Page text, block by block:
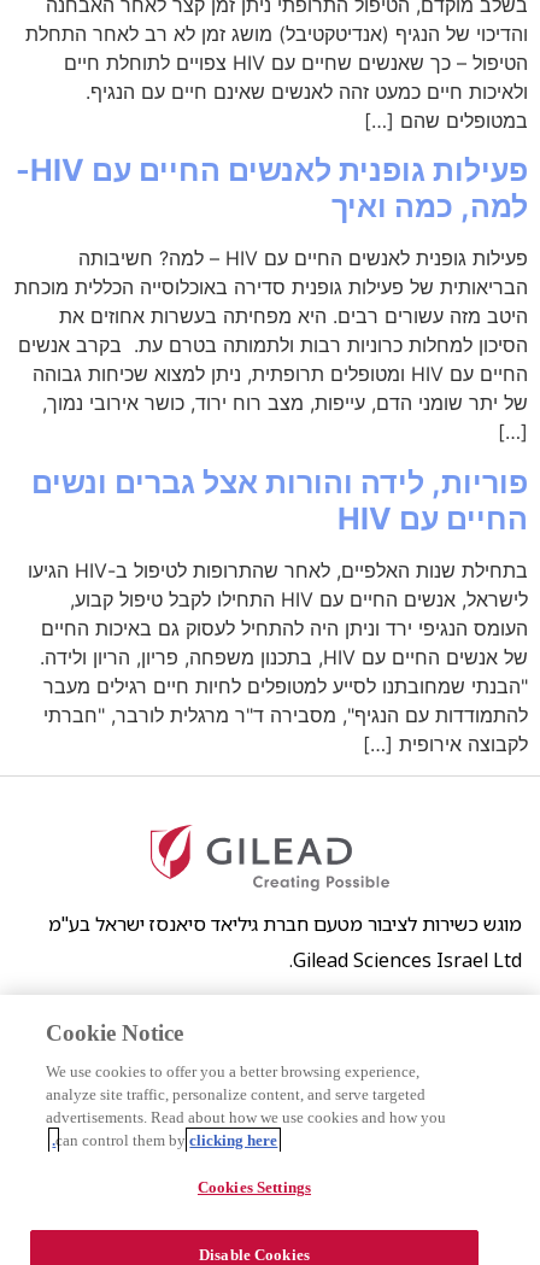
והדיכוי של הנגיף (אנדיטקטיבל) מושג זמן לא רב לאחר התחלת
הטיפול – כך שאנשים שחיים עם HIV צפויים לתוחלת חיים
ולאיכות חיים כמעט זהה לאנשים שאינם חיים עם הנגיף.
במטופלים שהם […]
פעילות גופנית לאנשים החיים עם HIV-
למה, כמה ואיך
פעילות גופנית לאנשים החיים עם HIV – למה? חשיבותה
הבריאותית של פעילות גופנית סדירה באוכלוסייה הכללית מוכחת
היטב מזה עשורים רבים. היא מפחיתה בעשרות אחוזים את
הסיכון למחלות כרוניות רבות ולתמותה בטרם עת. בקרב אנשים
החיים עם HIV ומטופלים תרופתית, ניתן למצוא שכיחות גבוהה
של יתר שומני הדם, עייפות, מצב רוח ירוד, כושר אירובי נמוך,
[…]
פוריות, לידה והורות אצל גברים ונשים
החיים עם HIV
בתחילת שנות האלפיים, לאחר שהתרופות לטיפול ב-HIV הגיעו
לישראל, אנשים החיים עם HIV התחילו לקבל טיפול קבוע,
העומס הנגיפי ירד וניתן היה להתחיל לעסוק גם באיכות החיים
של אנשים החיים עם HIV, בתכנון משפחה, פריון, הריון ולידה.
"הבנתי שמחובתנו לסייע למטופלים לחיות חיים רגילים מעבר
להתמודדות עם הנגיף", מסבירה ד"ר מרגלית לורבר, "חברתי
לקבוצה אירופית […]
מוגש כשירות לציבור מטעם חברת גיליאד סיאנסז ישראל בע"מ
Gilead Sciences Israel Ltd.
או תחליף להתייעצות עם רופא. חברת גיליאד דואגת לספק מידע
עדכני ואמין ככל שניתן באתר זה, אך אינה מתחייבת לשלמות או
עדכניות מוחלטת של המידע. כל שימוש שייעשה במידע המופיע
באתר הוא על אחריות המשתמש בלבד. התמונות המופיעות באתר
הן תמונות של דוגמנים ממאגרי תמונות.
לדווח תופעות לוואי
Cookie Notice
We use cookies to offer you a better browsing experience,
analyze site traffic, personalize content, and serve targeted
advertisements. Read about how we use cookies and how you
can control them byclicking here.
Cookies Settings
Disable Cookies